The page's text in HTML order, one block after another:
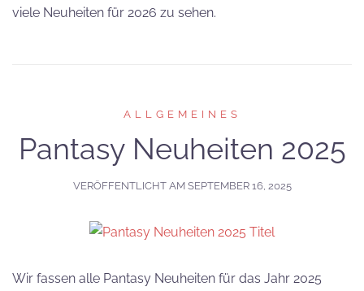
viele Neuheiten für 2026 zu sehen.
ALLGEMEINES
Pantasy Neuheiten 2025
VERÖFFENTLICHT AM SEPTEMBER 16, 2025
Wir fassen alle Pantasy Neuheiten für das Jahr 2025